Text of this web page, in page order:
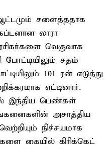
சளைத்ததாக
லாரா
வெகுவாக
போட்டியிலும் சதம்
101 ரன் எடுத்து
எட்டினார்.
இந்திய பெண்கள்
அசாத்திய
நிச்சயமாக
கையில் கிரிக்கெட்